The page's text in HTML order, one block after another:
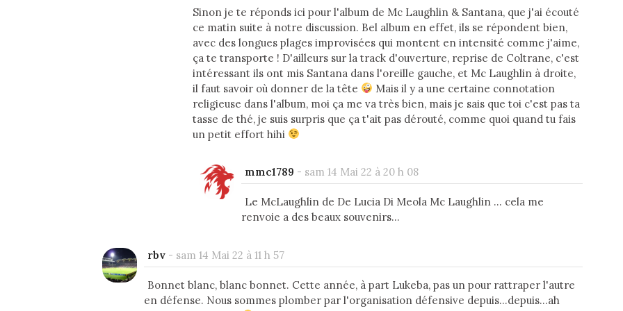
Sinon je te réponds ici pour l'album de Mc Laughlin & Santana, que j'ai écouté
ce matin suite à notre discussion. Bel album en effet, ils se répondent bien,
avec des longues plages improvisées qui montent en intensité comme j'aime,
ça te transporte ! D'ailleurs sur la track d'ouverture, reprise de Coltrane, c'est
intéressant ils ont mis Santana dans l'oreille gauche, et Mc Laughlin à droite,
il faut savoir où donner de la tête
Mais il y a une certaine connotation
religieuse dans l'album, moi ça me va très bien, mais je sais que toi c'est pas ta
tasse de thé, je suis surpris que ça t'ait pas dérouté, comme quoi quand tu fais
un petit effort hihi
mmc1789 - sam 14 Mai 22 à 20 h 08
Le McLaughlin de De Lucia Di Meola Mc Laughlin ... cela me
renvoie a des beaux souvenirs...
rbv - sam 14 Mai 22 à 11 h 57
Bonnet blanc, blanc bonnet. Cette année, à part Lukeba, pas un pour rattraper l'autre
en défense. Nous sommes plomber par l'organisation défensive depuis...depuis...ah